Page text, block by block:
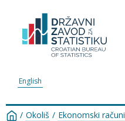
English
/ Okoliš / Ekonomski